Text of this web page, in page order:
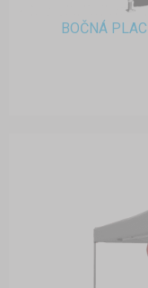
BOČNÁ